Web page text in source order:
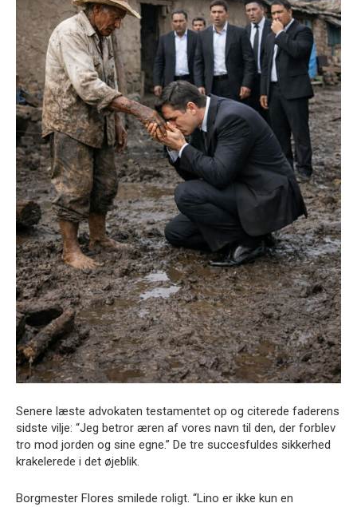
Senere læste advokaten testamentet op og citerede faderens
sidste vilje: “Jeg betror æren af vores navn til den, der forblev
tro mod jorden og sine egne.” De tre succesfuldes sikkerhed
krakelerede i det øjeblik.
Borgmester Flores smilede roligt. “Lino er ikke kun en